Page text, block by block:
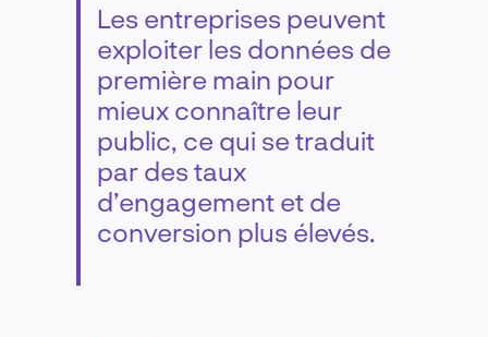
Les entreprises peuvent
exploiter les données de
première main pour
mieux connaître leur
public, ce qui se traduit
par des taux
d’engagement et de
conversion plus élevés.